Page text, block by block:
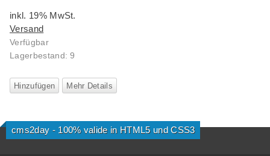
inkl. 19% MwSt.
Versand
Verfügbar
Lagerbestand: 9
Hinzufügen Mehr Details
cms2day - 100% valide in HTML5 und CSS3